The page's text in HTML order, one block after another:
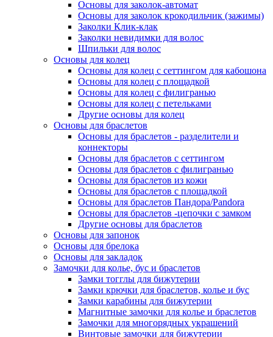
Основы для заколок-автомат
Основы для заколок крокодильчик (зажимы)
Заколки Клик-клак
Заколки невидимки для волос
Шпильки для волос
Основы для колец
Основы для колец с сеттингом для кабошона
Основы для колец с площадкой
Основы для колец с филигранью
Основы для колец с петельками
Другие основы для колец
Основы для браслетов
Основы для браслетов - разделители и
коннекторы
Основы для браслетов с сеттингом
Основы для браслетов с филигранью
Основы для браслетов из кожи
Основы для браслетов с площадкой
Основы для браслетов Пандора/Pandora
Основы для браслетов -цепочки с замком
Другие основы для браслетов
Основы для запонок
Основы для брелока
Основы для закладок
Замочки для колье, бус и браслетов
Замки тогглы для бижутерии
Замки крючки для браслетов, колье и бус
Замки карабины для бижутерии
Магнитные замочки для колье и браслетов
Замочки для многорядных украшений
Винтовые замочки для бижутерии